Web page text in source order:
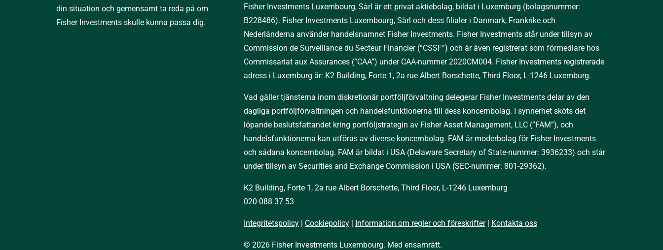
din situation och gemensamt ta reda på om
Fisher Investments skulle kunna passa dig.
Fisher Investments Luxembourg, Sàrl är ett privat aktiebolag, bildat i Luxemburg (bolagsnummer:
B228486). Fisher Investments Luxembourg, Sàrl och dess filialer i Danmark, Frankrike och
Nederländerna använder handelsnamnet Fisher Investments. Fisher Investments står under tillsyn av
Commission de Surveillance du Secteur Financier (”CSSF”) och är även registrerat som förmedlare hos
Commissariat aux Assurances (”CAA”) under CAA-nummer 2020CM004. Fisher Investments registrerade
adress i Luxemburg är: K2 Building, Forte 1, 2a rue Albert Borschette, Third Floor, L-1246 Luxemburg.
Vad gäller tjänsterna inom diskretionär portföljförvaltning delegerar Fisher Investments delar av den
dagliga portföljförvaltningen och handelsfunktionerna till dess koncernbolag. I synnerhet sköts det
löpande beslutsfattandet kring portföljstrategin av Fisher Asset Management, LLC (”FAM”), och
handelsfunktionerna kan utföras av diverse koncernbolag. FAM är moderbolag för Fisher Investments
och sådana koncernbolag. FAM är bildat i USA (Delaware Secretary of State-nummer: 3936233) och står
under tillsyn av Securities and Exchange Commission i USA (SEC-nummer: 801-29362).
K2 Building, Forte 1, 2a rue Albert Borschette, Third Floor, L-1246 Luxemburg
020-088 37 53
Integritetspolicy | Cookiepolicy | Information om regler och föreskrifter| Kontakta oss
© 2026 Fisher Investments Luxembourg. Med ensamrätt.